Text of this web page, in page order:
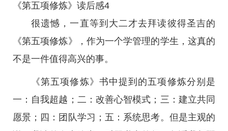
《第五项修炼》读后感4
很遗憾，一直等到大二才去拜读彼得圣吉的
《第五项修炼》，作为一个学管理的学生，这真的
不是一件值得高兴的事。
《第五项修炼》书中提到的五项修炼分别是
一：自我超越；二：改善心智模式；三：建立共同
愿景；四：团队学习；五：系统思考。但是主观的